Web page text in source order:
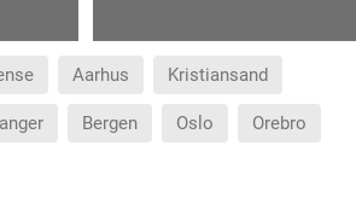
Aarhus Kristiansand
Bergen Oslo Orebro